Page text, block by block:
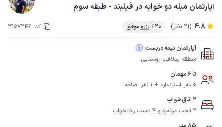
آپارتمان مبله دو خوابه در فیلبند - طبقه سوم
4.8 (21 نظر) 20+ رزرو موفق کد: 3157246
آپارتمان نیمه دربست
منطقه ییلاقی، روستایی
تا 6 مهمان
5 نفر استاندارد + 1 نفر اضافه
2 اتاق‌خواب
2 تخت دونفره و 4 دست رختخواب